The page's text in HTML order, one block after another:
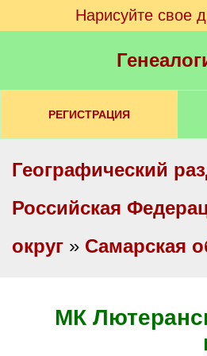
Нарисуйте свое
РЕГИСТРАЦИЯ
Географический
Российская
округ » Самарская
МК